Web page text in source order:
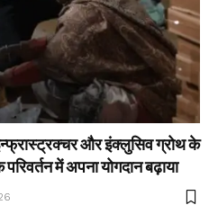
और इंक्लुसिव ग्रोथ के
में अपना योगदान बढ़ाया